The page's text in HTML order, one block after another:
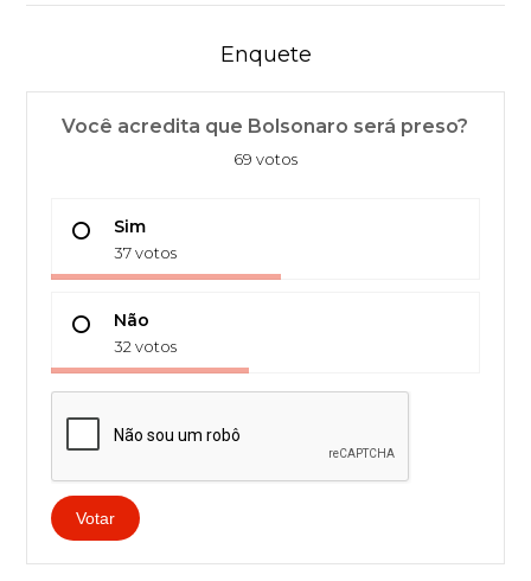
Enquete
Você acredita que Bolsonaro será preso?
69 votos
Sim
37 votos
Não
32 votos
Votar